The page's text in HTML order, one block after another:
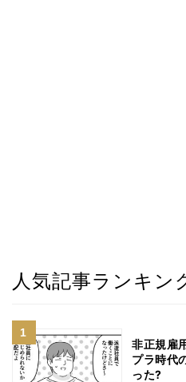
人気記事ランキン
非正規雇
プラ時代
った?